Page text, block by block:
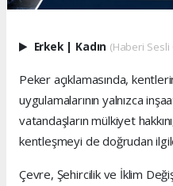
Erkek Kadın (Haberi Sesli
Peker açıklamasında,
uygulamalarının yalnızca
vatandaşların mülkiyet
kentleşmeyi de doğrudan
Çevre, Şehircilik ve İklim